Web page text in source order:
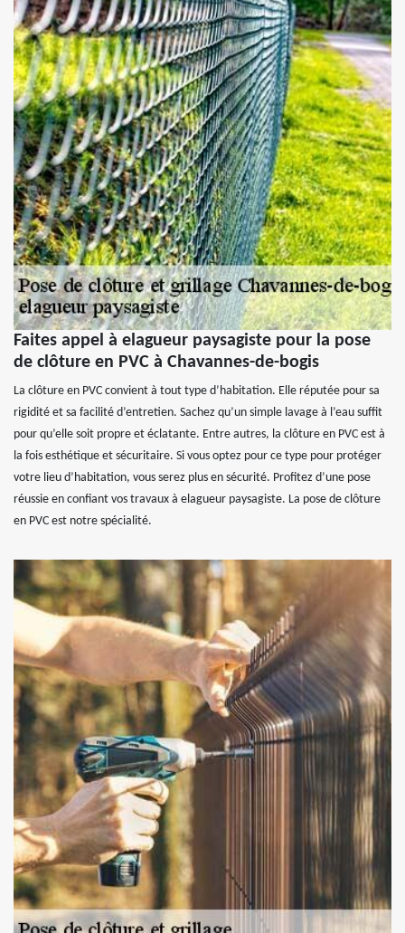
Faites appel à elagueur paysagiste pour la pose
de clôture en PVC à Chavannes-de-bogis
La clôture en PVC convient à tout type d’habitation. Elle réputée pour sa
rigidité et sa facilité d’entretien. Sachez qu’un simple lavage à l’eau suffit
pour qu’elle soit propre et éclatante. Entre autres, la clôture en PVC est à
la fois esthétique et sécuritaire. Si vous optez pour ce type pour protéger
votre lieu d’habitation, vous serez plus en sécurité. Profitez d’une pose
réussie en confiant vos travaux à elagueur paysagiste. La pose de clôture
en PVC est notre spécialité.